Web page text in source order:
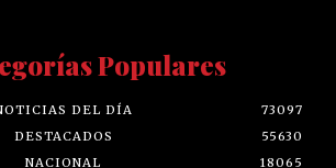
Populares
DEL DÍA
73097
DESTACADOS
55630
NACIONAL
18065